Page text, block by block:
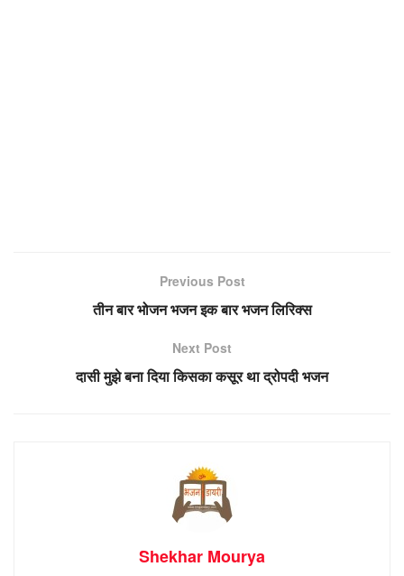
Previous Post
तीन बार भोजन भजन इक बार भजन लिरिक्स
Next Post
दासी मुझे बना दिया किसका कसूर था द्रोपदी भजन
Shekhar Mourya